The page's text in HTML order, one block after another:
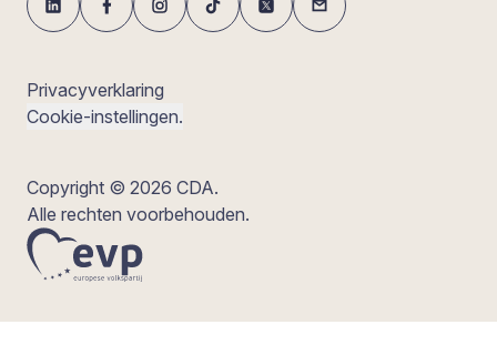
Privacyverklaring
Cookie-instellingen.
Copyright © 2026 CDA.
Alle rechten voorbehouden.